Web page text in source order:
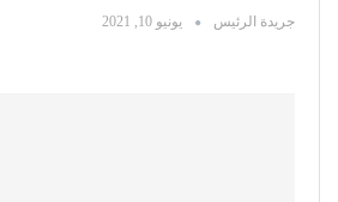
جريدة الرئيس يونيو 10, 2021